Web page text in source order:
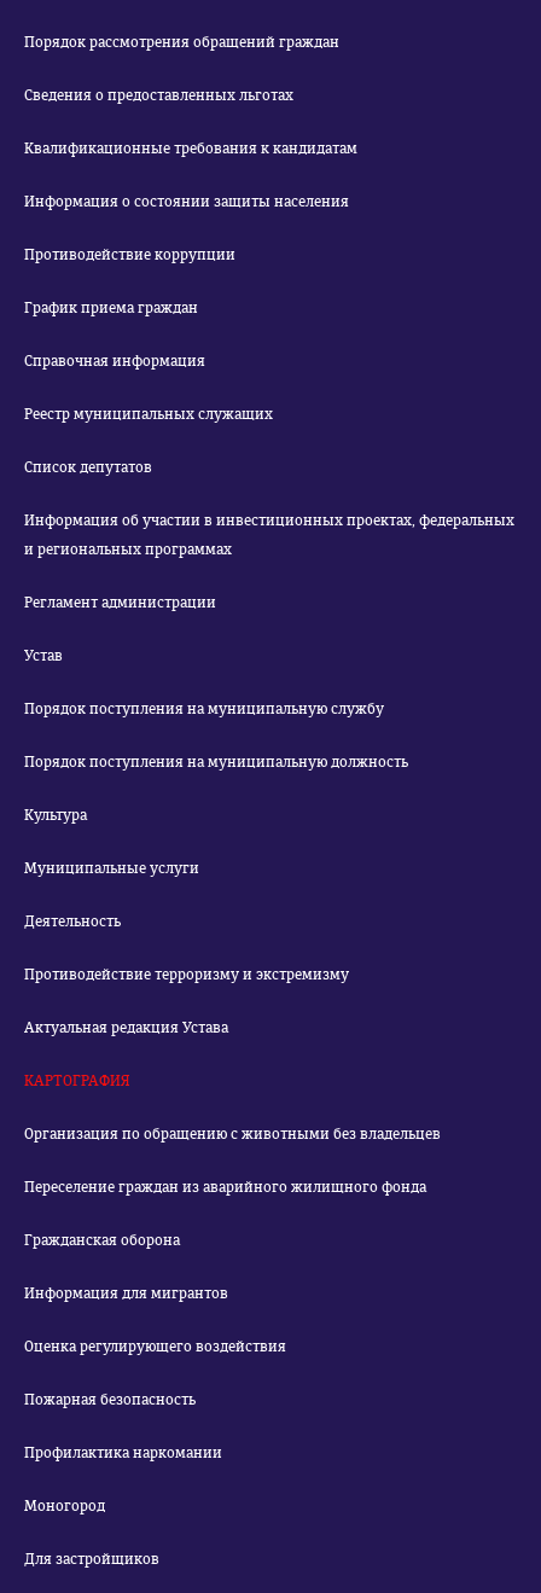
Порядок рассмотрения обращений граждан
Сведения о предоставленных льготах
Квалификационные требования к кандидатам
Информация о состоянии защиты населения
Противодействие коррупции
График приема граждан
Справочная информация
Реестр муниципальных служащих
Список депутатов
Информация об участии в инвестиционных проектах, федеральных
и региональных программах
Регламент администрации
Устав
Порядок поступления на муниципальную службу
Порядок поступления на муниципальную должность
Культура
Муниципальные услуги
Деятельность
Противодействие терроризму и экстремизму
Актуальная редакция Устава
КАРТОГРАФИЯ
Организация по обращению с животными без владельцев
Переселение граждан из аварийного жилищного фонда
Гражданская оборона
Информация для мигрантов
Оценка регулирующего воздействия
Пожарная безопасность
Профилактика наркомании
Моногород
Для застройщиков